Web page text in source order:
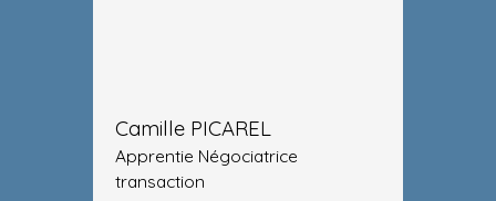
Camille PICAREL
Apprentie Négociatrice
transaction